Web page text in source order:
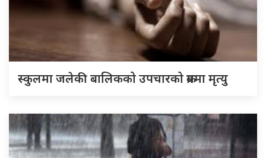
स्कुलमा जलेकी बालिकको उपचारको क्रममा मृत्यु